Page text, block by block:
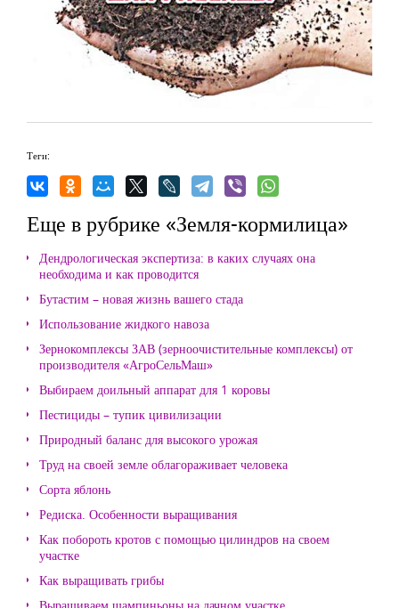
Теги:
Еще в рубрике «Земля-кормилица»
Дендрологическая экспертиза: в каких случаях она
необходима и как проводится
Бутастим – новая жизнь вашего стада
Использование жидкого навоза
Зернокомплексы ЗАВ (зерноочистительные комплексы) от
производителя «АгроСельМаш»
Выбираем доильный аппарат для 1 коровы
Пестициды – тупик цивилизации
Природный баланс для высокого урожая
Труд на своей земле облагораживает человека
Сорта яблонь
Редиска. Особенности выращивания
Как побороть кротов с помощью цилиндров на своем
участке
Как выращивать грибы